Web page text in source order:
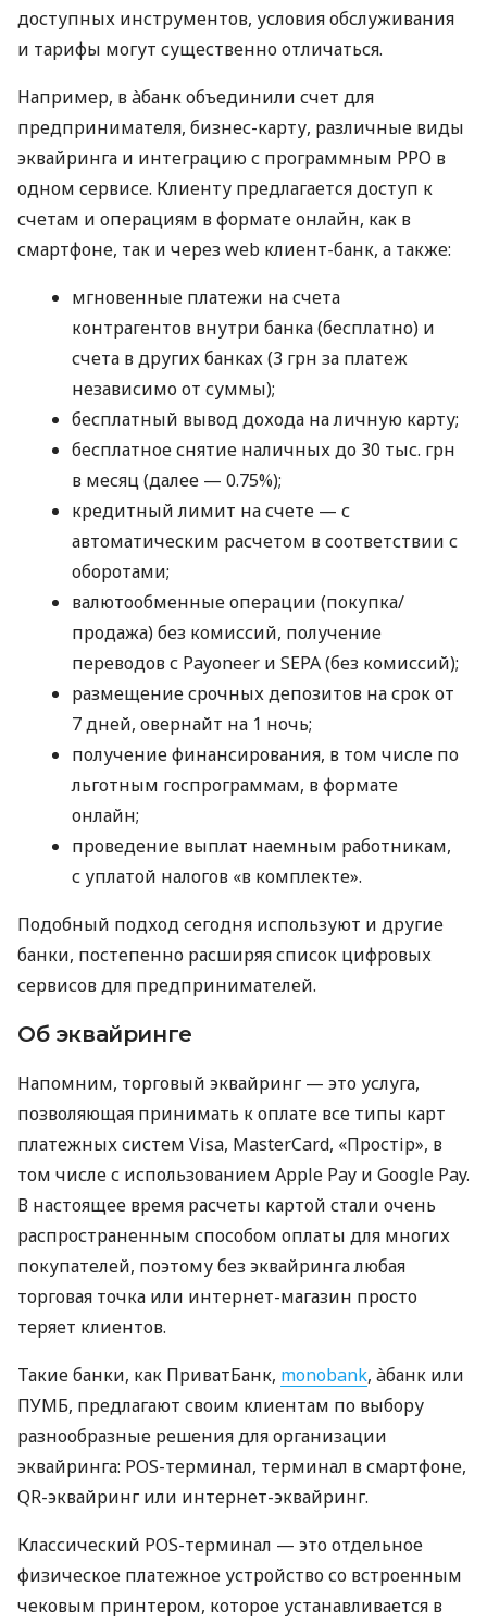
доступных инструментов, условия обслуживания
и тарифы могут существенно отличаться.
Например, в àбанк объединили счет для
предпринимателя, бизнес-карту, различные виды
эквайринга и интеграцию с программным РРО в
одном сервисе. Клиенту предлагается доступ к
счетам и операциям в формате онлайн, как в
смартфоне, так и через web клиент-банк, а также:
мгновенные платежи на счета
контрагентов внутри банка (бесплатно) и
счета в других банках (3 грн за платеж
независимо от суммы);
бесплатный вывод дохода на личную карту;
бесплатное снятие наличных до 30 тыс. грн
в месяц (далее — 0.75%);
кредитный лимит на счете — с
автоматическим расчетом в соответствии с
оборотами;
валютообменные операции (покупка/
продажа) без комиссий, получение
переводов с Payoneer и SEPA (без комиссий);
размещение срочных депозитов на срок от
7 дней, овернайт на 1 ночь;
получение финансирования, в том числе по
льготным госпрограммам, в формате
онлайн;
проведение выплат наемным работникам,
с уплатой налогов «в комплекте».
Подобный подход сегодня используют и другие
банки, постепенно расширяя список цифровых
сервисов для предпринимателей.
Об эквайринге
Напомним, торговый эквайринг — это услуга,
позволяющая принимать к оплате все типы карт
платежных систем Visa, MasterCard, «Простір», в
том числе с использованием Apple Pay и Google Pay.
В настоящее время расчеты картой стали очень
распространенным способом оплаты для многих
покупателей, поэтому без эквайринга любая
торговая точка или интернет-магазин просто
теряет клиентов.
Такие банки, как ПриватБанк, monobank, àбанк или
ПУМБ, предлагают своим клиентам по выбору
разнообразные решения для организации
эквайринга: POS-терминал, терминал в смартфоне,
QR-эквайринг или интернет-эквайринг.
Классический POS-терминал — это отдельное
физическое платежное устройство со встроенным
чековым принтером, которое устанавливается в